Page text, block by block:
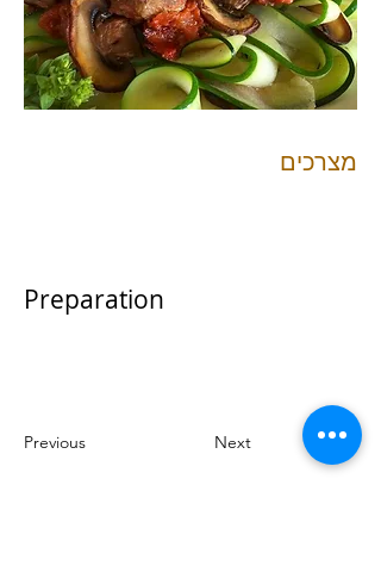
מצרכים
Preparation
Previous Next